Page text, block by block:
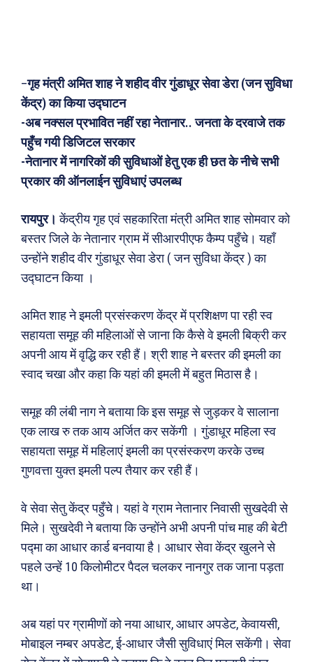
–गृह मंत्री अमित शाह ने शहीद वीर गुंडाधूर सेवा डेरा (जन सुविधा
केंद्र) का किया उद्घाटन
-अब नक्सल प्रभावित नहीं रहा नेतानार.. जनता के दरवाजे तक
पहुँच गयी डिजिटल सरकार
-नेतानार में नागरिकों की सुविधाओं हेतु एक ही छत के नीचे सभी
प्रकार की ऑनलाईन सुविधाएं उपलब्ध
रायपुर। केंद्रीय गृह एवं सहकारिता मंत्री अमित शाह सोमवार को
बस्तर जिले के नेतानार ग्राम में सीआरपीएफ कैम्प पहुँचे। यहाँ
उन्होंने शहीद वीर गुंडाधूर सेवा डेरा ( जन सुविधा केंद्र ) का
उद्घाटन किया ।
अमित शाह ने इमली प्रसंस्करण केंद्र में प्रशिक्षण पा रही स्व
सहायता समूह की महिलाओं से जाना कि कैसे वे इमली बिक्री कर
अपनी आय में वृद्धि कर रही हैं। श्री शाह ने बस्तर की इमली का
स्वाद चखा और कहा कि यहां की इमली में बहुत मिठास है।
समूह की लंबी नाग ने बताया कि इस समूह से जुड़कर वे सालाना
एक लाख रु तक आय अर्जित कर सकेंगी । गुंडाधूर महिला स्व
सहायता समूह में महिलाएं इमली का प्रसंस्करण करके उच्च
गुणवत्ता युक्त इमली पल्प तैयार कर रही हैं।
वे सेवा सेतु केंद्र पहुँचे। यहां वे ग्राम नेतानार निवासी सुखदेवी से
मिले। सुखदेवी ने बताया कि उन्होंने अभी अपनी पांच माह की बेटी
पद्मा का आधार कार्ड बनवाया है। आधार सेवा केंद्र खुलने से
पहले उन्हें 10 किलोमीटर पैदल चलकर नानगुर तक जाना पड़ता
था।
अब यहां पर ग्रामीणों को नया आधार, आधार अपडेट, केवायसी,
मोबाइल नम्बर अपडेट, ई-आधार जैसी सुविधाएं मिल सकेंगी। सेवा